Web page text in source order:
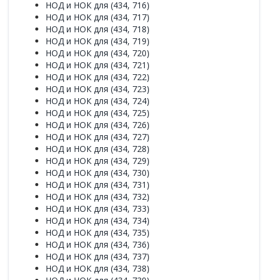
НОД и НОК для (434, 716)
НОД и НОК для (434, 717)
НОД и НОК для (434, 718)
НОД и НОК для (434, 719)
НОД и НОК для (434, 720)
НОД и НОК для (434, 721)
НОД и НОК для (434, 722)
НОД и НОК для (434, 723)
НОД и НОК для (434, 724)
НОД и НОК для (434, 725)
НОД и НОК для (434, 726)
НОД и НОК для (434, 727)
НОД и НОК для (434, 728)
НОД и НОК для (434, 729)
НОД и НОК для (434, 730)
НОД и НОК для (434, 731)
НОД и НОК для (434, 732)
НОД и НОК для (434, 733)
НОД и НОК для (434, 734)
НОД и НОК для (434, 735)
НОД и НОК для (434, 736)
НОД и НОК для (434, 737)
НОД и НОК для (434, 738)